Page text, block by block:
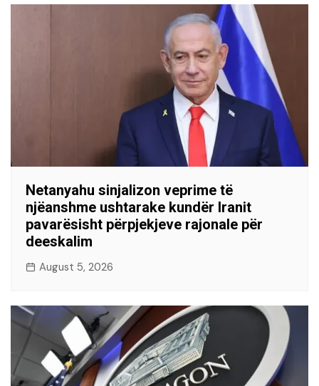
Netanyahu sinjalizon veprime të
njëanshme ushtarake kundër Iranit
pavarësisht përpjekjeve rajonale për
deeskalim
August 5, 2026